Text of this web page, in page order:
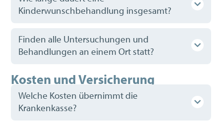
Kinderwunschbehandlung insgesamt?
Finden alle Untersuchungen und
Behandlungen an einem Ort statt?
Kosten und Versicherung
Welche Kosten übernimmt die
Krankenkasse?